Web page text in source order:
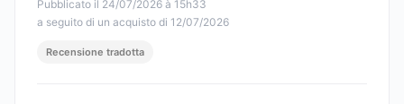
Pubblicato il 24/07/2026 à 15h33
a seguito di un acquisto di 12/07/2026
Recensione tradotta